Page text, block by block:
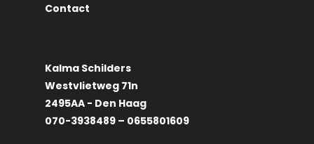
Contact
Kalma Schilders
Westvlietweg 71n
2495AA - Den Haag
070-3938489 – 0655801609